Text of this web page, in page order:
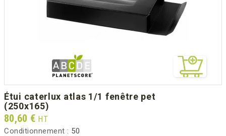
étui caterlux atlas 1/1 fenêtre pet
(250x165)
Prix
80,60 € HT
Conditionnement : 50